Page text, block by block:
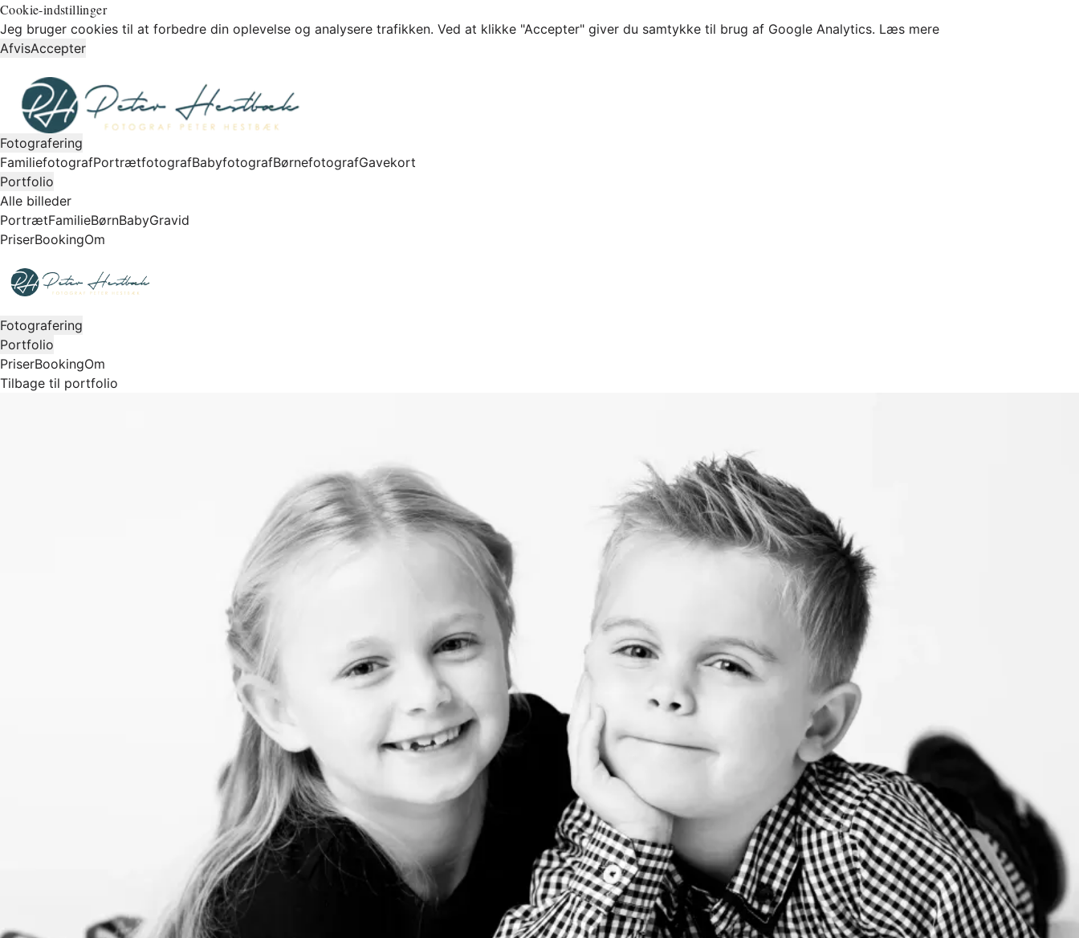
Cookie-indstillinger
Jeg bruger cookies til at forbedre din oplevelse og analysere trafikken. Ved at klikke "Accepter" giver du samtykke til brug af Google Analytics. Læs mere
AfvisAccepter
Fotografering
FamiliefotografPortrætfotografBabyfotografBørnefotografGavekort
Portfolio
Alle billeder
PortrætFamilieBørnBabyGravid
PriserBookingOm
Fotografering
Portfolio
PriserBookingOm
Tilbage til portfolio